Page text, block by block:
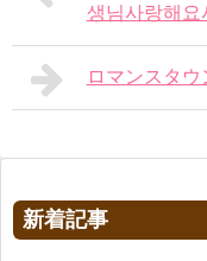
생님사랑해요
ロマンスタ
新着記事